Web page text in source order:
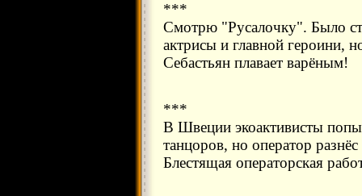
***
Смотрю "Русалочку". Было
актрисы и главной героини,
Себастьян плавает варёным!
***
В Швеции экоактивисты
танцоров, но оператор
Блестящая операторская